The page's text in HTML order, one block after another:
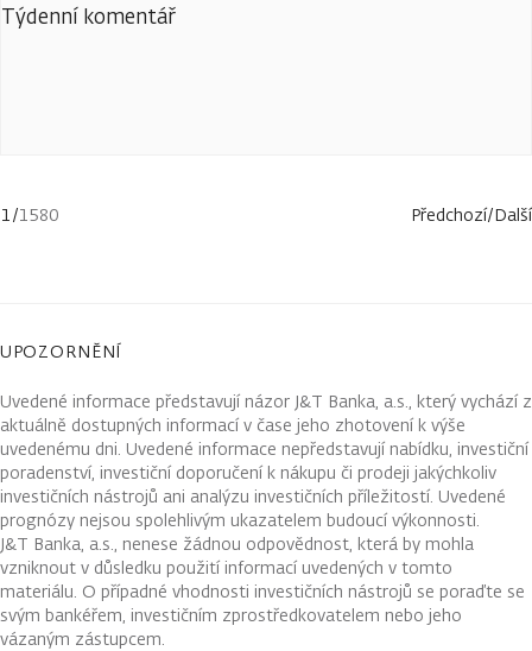
Týdenní komentář
1/1580 Předchozí/Další
UPOZORNĚNÍ
Uvedené informace představují názor J&T Banka, a.s., který vychází z
aktuálně dostupných informací v čase jeho zhotovení k výše
uvedenému dni. Uvedené informace nepředstavují nabídku, investiční
poradenství, investiční doporučení k nákupu či prodeji jakýchkoliv
investičních nástrojů ani analýzu investičních příležitostí. Uvedené
prognózy nejsou spolehlivým ukazatelem budoucí výkonnosti.
J&T Banka, a.s., nenese žádnou odpovědnost, která by mohla
vzniknout v důsledku použití informací uvedených v tomto
materiálu. O případné vhodnosti investičních nástrojů se poraďte se
svým bankéřem, investičním zprostředkovatelem nebo jeho
vázaným zástupcem.